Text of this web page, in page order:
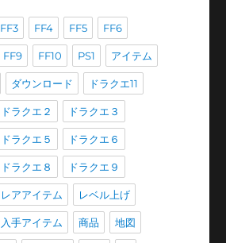
FF3 FF4 FF5 FF6
FF9 FF10 PS1 アイテム
ダウンロード ドラクエ11
ドラクエ２ ドラクエ３
ドラクエ５ ドラクエ６
ドラクエ８ ドラクエ９
レアアイテム レベル上げ
入手アイテム 商品 地図